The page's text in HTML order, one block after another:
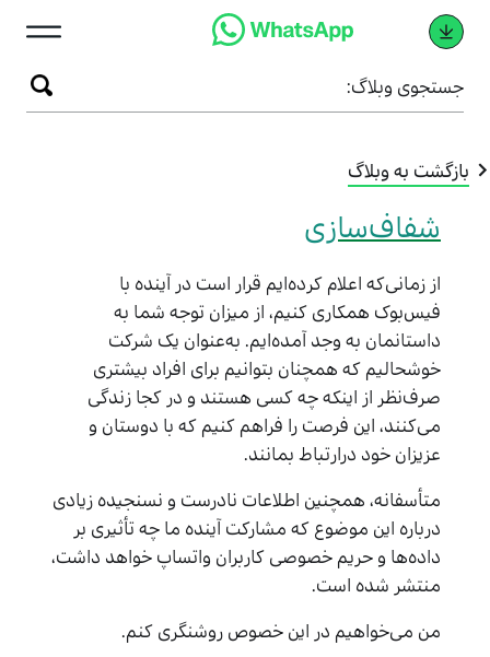
وبلاگ:
به وبلاگ
شفاف‌سازی
از زمانی‌که اعلام کرده‌ایم قرار است در آینده با
فیس‌بوک همکاری کنیم، از میزان توجه شما به
داستانمان به وجد آمده‌ایم. به‌عنوان یک شرکت
خوشحالیم که همچنان بتوانیم برای افراد بیشتری
صرف‌نظر از اینکه چه کسی هستند و در کجا زندگی
می‌کنند، این فرصت را فراهم کنیم که با دوستان و
عزیزان خود درارتباط بمانند.
متأسفانه، همچنین اطلاعات نادرست و نسنجیده زیادی
درباره این موضوع که مشارکت آینده ما چه تأثیری بر
داده‌ها و حریم خصوصی کاربران واتساپ خواهد داشت،
منتشر شده است.
من می‌خواهیم در این خصوص روشنگری کنم.